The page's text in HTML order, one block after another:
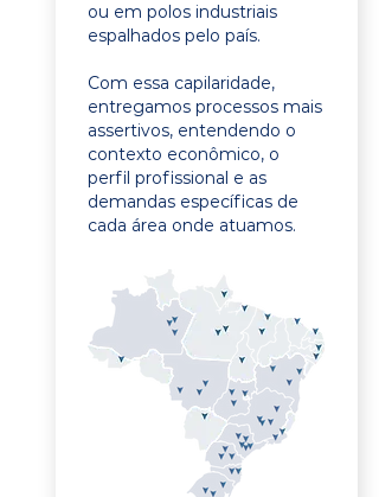
ou em polos industriais
espalhados pelo país.
Com essa capilaridade,
entregamos processos mais
assertivos, entendendo o
contexto econômico, o
perfil profissional e as
demandas específicas de
cada área onde atuamos.